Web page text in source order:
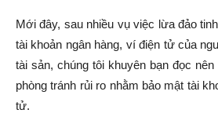
Mới đây, sau nhiều vụ việc lừa đảo
tài khoản ngân hàng, ví điện tử của
tài sản, chúng tôi khuyên bạn đọc
phòng tránh rủi ro nhằm bảo mật tài
tử.